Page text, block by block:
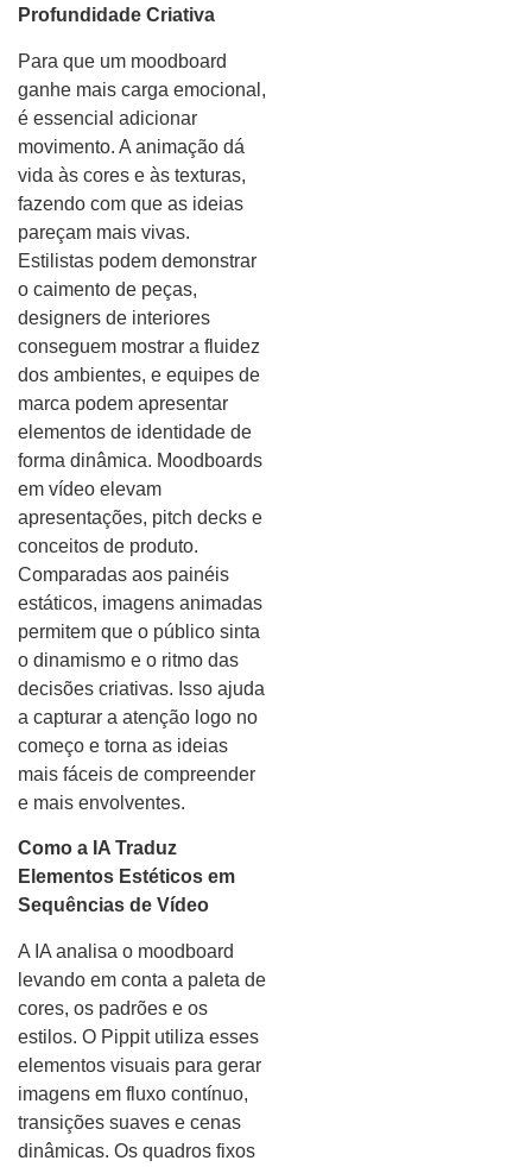
Profundidade Criativa
Para que um moodboard
ganhe mais carga emocional,
é essencial adicionar
movimento. A animação dá
vida às cores e às texturas,
fazendo com que as ideias
pareçam mais vivas.
Estilistas podem demonstrar
o caimento de peças,
designers de interiores
conseguem mostrar a fluidez
dos ambientes, e equipes de
marca podem apresentar
elementos de identidade de
forma dinâmica. Moodboards
em vídeo elevam
apresentações, pitch decks e
conceitos de produto.
Comparadas aos painéis
estáticos, imagens animadas
permitem que o público sinta
o dinamismo e o ritmo das
decisões criativas. Isso ajuda
a capturar a atenção logo no
começo e torna as ideias
mais fáceis de compreender
e mais envolventes.
Como a IA Traduz
Elementos Estéticos em
Sequências de Vídeo
A IA analisa o moodboard
levando em conta a paleta de
cores, os padrões e os
estilos. O Pippit utiliza esses
elementos visuais para gerar
imagens em fluxo contínuo,
transições suaves e cenas
dinâmicas. Os quadros fixos